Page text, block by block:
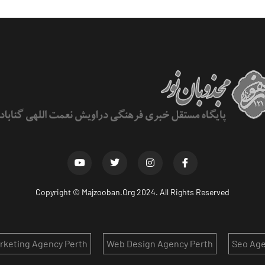
Copyright © Majzooban.Org2024. All Rights Reserved
Seo
Web Design Agency Perth
Agency Perth